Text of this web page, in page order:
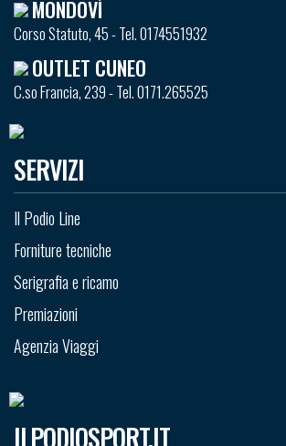
MONDOVÌ
Corso Statuto, 45 - Tel. 0174551932
OUTLET CUNEO
C.so Francia, 239 - Tel. 0171.265525
SERVIZI
Il Podio Line
Forniture tecniche
Serigrafia e ricamo
Premiazioni
Agenzia Viaggi
ILPODIOSPORT.IT